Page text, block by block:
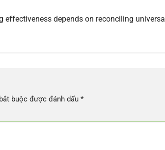
depends on reconciling universal
buộc được đánh dấu *